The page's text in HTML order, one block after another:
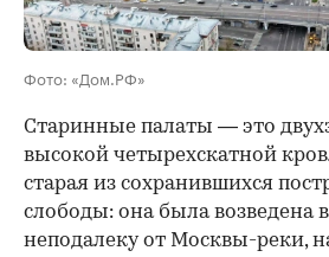
Фото: «Дом.РФ»
Старинные палаты — это
высокой четырехскатной
старая из сохранившихся
слободы: она была возведена
неподалеку от Москвы-реки,